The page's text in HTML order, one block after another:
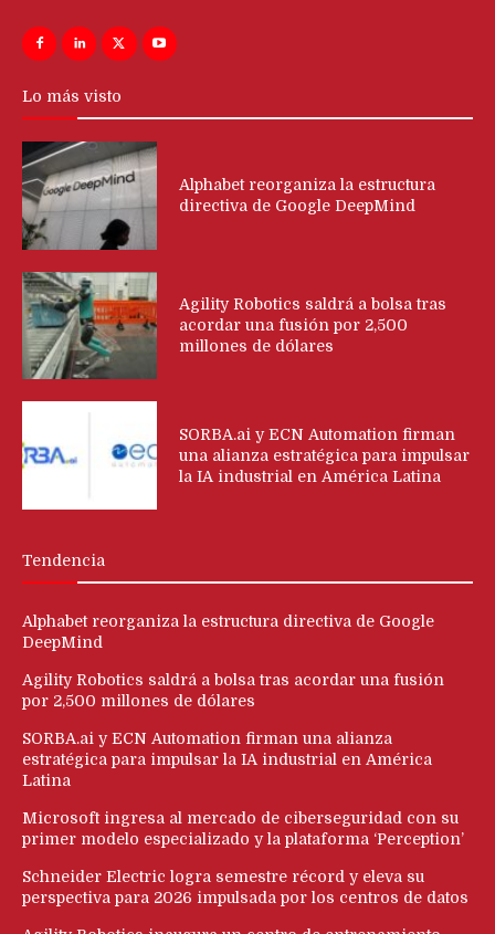
Lo más visto
Alphabet reorganiza la estructura
directiva de Google DeepMind
Agility Robotics saldrá a bolsa tras
acordar una fusión por 2,500
millones de dólares
SORBA.ai y ECN Automation firman
una alianza estratégica para impulsar
la IA industrial en América Latina
Tendencia
Alphabet reorganiza la estructura directiva de Google
DeepMind
Agility Robotics saldrá a bolsa tras acordar una fusión
por 2,500 millones de dólares
SORBA.ai y ECN Automation firman una alianza
estratégica para impulsar la IA industrial en América
Latina
Microsoft ingresa al mercado de ciberseguridad con su
primer modelo especializado y la plataforma ‘Perception’
Schneider Electric logra semestre récord y eleva su
perspectiva para 2026 impulsada por los centros de datos